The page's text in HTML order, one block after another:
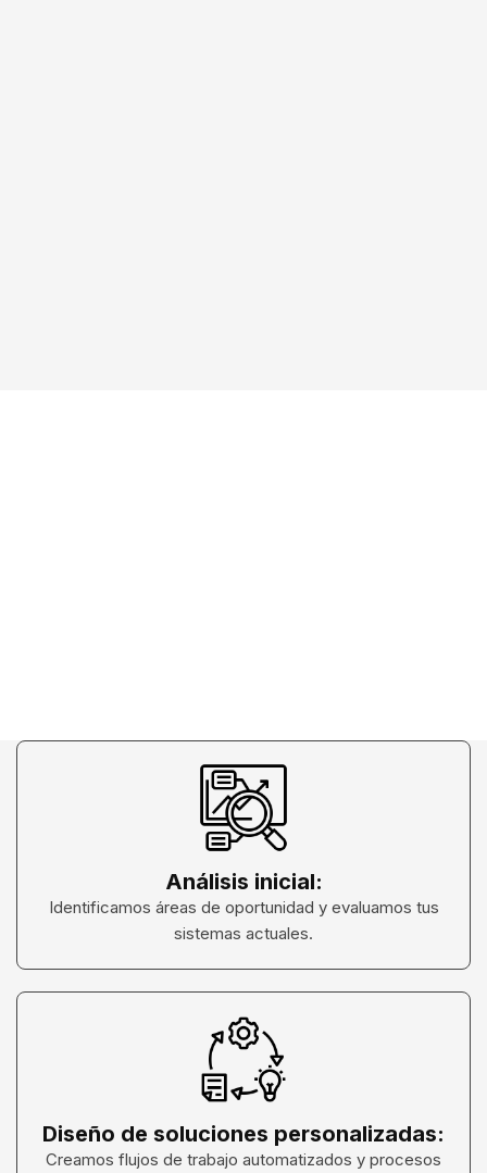
Análisis inicial:
Identificamos áreas de oportunidad y evaluamos tus
sistemas actuales.
Diseño de soluciones personalizadas:
Creamos flujos de trabajo automatizados y procesos